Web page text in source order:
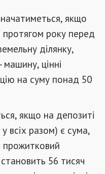
якщо
протягом року перед
ділянку,
цінні
на суму понад 50
якщо на депозиті
всіх разом) є сума,
56 тисяч